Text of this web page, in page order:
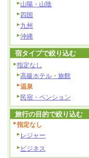
山陽・山陰
四国
九州
沖縄
宿タイプで絞り込む
指定なし
高級ホテル・旅館
温泉
民宿・ペンション
旅行の目的で絞り込む
指定なし
レジャー
ビジネス